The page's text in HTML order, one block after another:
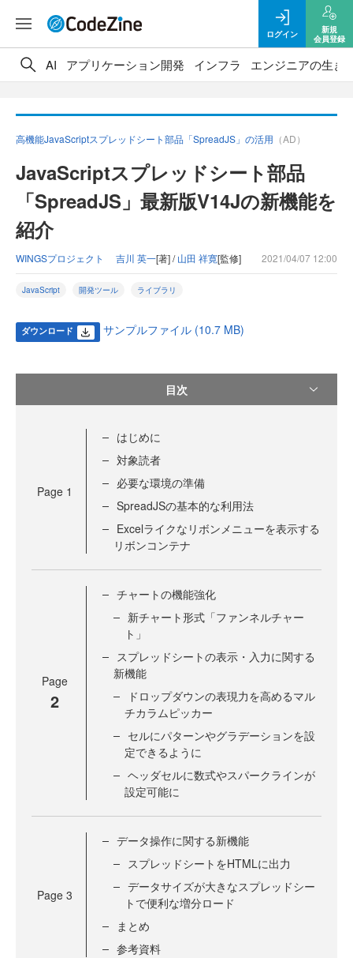
ログイン
新規
会員登録
AI アプリケーション開発 インフラ エンジニアの生き
高機能JavaScriptスプレッドシート部品「SpreadJS」の活用 （AD）
JavaScriptスプレッドシート部品
「SpreadJS」最新版V14Jの新機能を
紹介
WINGSプロジェクト 吉川 英一[著] /山田 祥寛[監修] 2021/04/07 12:00
JavaScript 開発ツール ライブラリ
ダウンロード サンプルファイル (10.7 MB)
目次
Page 1
はじめに
対象読者
必要な環境の準備
SpreadJSの基本的な利用法
Excelライクなリボンメニューを表示する
リボンコンテナ
Page
2
チャートの機能強化
新チャート形式「ファンネルチャー
ト」
スプレッドシートの表示・入力に関する
新機能
ドロップダウンの表現力を高めるマル
チカラムピッカー
セルにパターンやグラデーションを設
定できるように
ヘッダセルに数式やスパークラインが
設定可能に
Page 3
データ操作に関する新機能
スプレッドシートをHTMLに出力
データサイズが大きなスプレッドシー
トで便利な増分ロード
まとめ
参考資料